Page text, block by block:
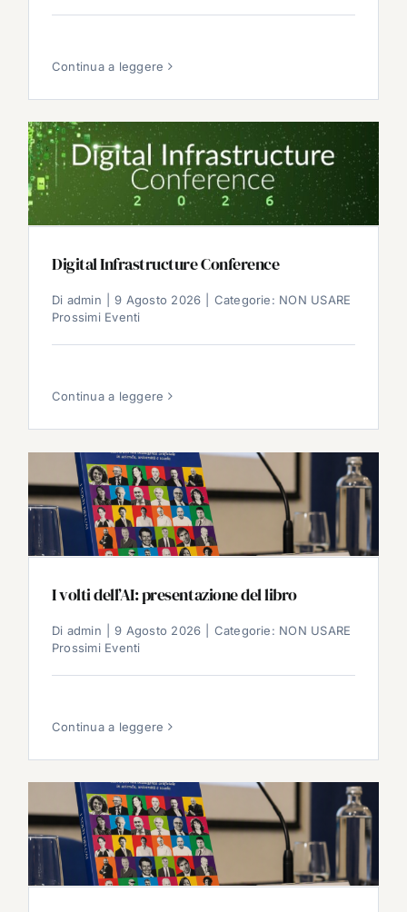
Continua a leggere
Digital Infrastructure Conference
Di admin 9 Agosto 2026 Categorie: NON USARE
Prossimi Eventi
Continua a leggere
I volti dell’AI: presentazione del libro
Di admin 9 Agosto 2026 Categorie: NON USARE
Prossimi Eventi
Continua a leggere